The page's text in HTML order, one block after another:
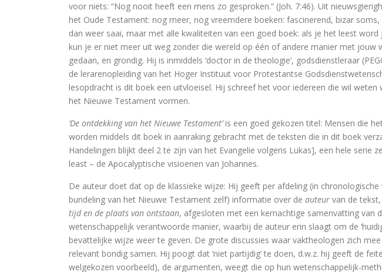
Ecce Philosophus. Leven en werk van Leopold Flam.
Trialoog.
De ontdekking van het Nieuwe Testament
Vergeten rijkdom
over identiteit
Erasmus: Sometimes a Spin Doctor is Right
levensbeschouwelijke vakken. Nieuwe doelen,
God is een vluchteling. De terugkeer van het christendom in de Lage
De visie van Freinet
De kathedralenbouwers
voor niets: “Nog nooit heeft een mens zo gesproken.” (Joh. 7:46). Uit
het Oude Testament: nog meer, nog vreemdere boeken: fascinerend, bizar
dan weer saai, maar met alle kwaliteiten van een goed boek: als je het leest
kun je er niet meer uit weg zonder die wereld op één of andere manier met jouw
gedaan, en grondig. Hij is inmiddels ‘doctor in de theologie’, godsdienstleraar
de lerarenopleiding van het Hoger Instituut voor Protestantse
lesopdracht is dit boek een uitvloeisel. Hij schreef het voor iedereen die wil
het Nieuwe Testament vormen.
‘De ontdekking van het Nieuwe Testament’is een goed gekozen titel: Mensen die
worden middels dit boek in aanraking gebracht met de teksten die in dit boek
Handelingen blijkt deel 2 te zijn van het Evangelie volgens Lukas], een hele serie
least – de Apocalyptische visioenen van Johannes.
De auteur doet dat op de klassieke wijze: Hij geeft per afdeling (in
bundeling van het Nieuwe Testament zelf) informatie over de auteur van de
tijd en de plaats van ontstaan, afgesloten met een kernachtige samenvatting van
wetenschappelijk verantwoorde manier, waarbij de auteur erin slaagt om de
bevattelijke wijze weer te geven. De grote discussies waar vaktheologen zich
relevant bondig samen. Hij poogt dat ‘niet partijdig’ te doen, d.w.z. hij geeft de
welgekozen voorbeeld), de argumenten, weegt die op hun wetenschappelijk-